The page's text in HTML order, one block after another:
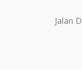
Jalan